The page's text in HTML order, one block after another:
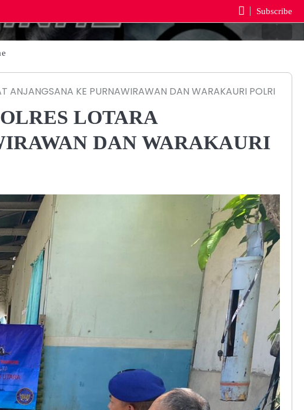
Subscribe
ANJANGSANA KE PURNAWIRAWAN DAN WARAKAURI POLRI
LOTARA
DAN WARAKAURI